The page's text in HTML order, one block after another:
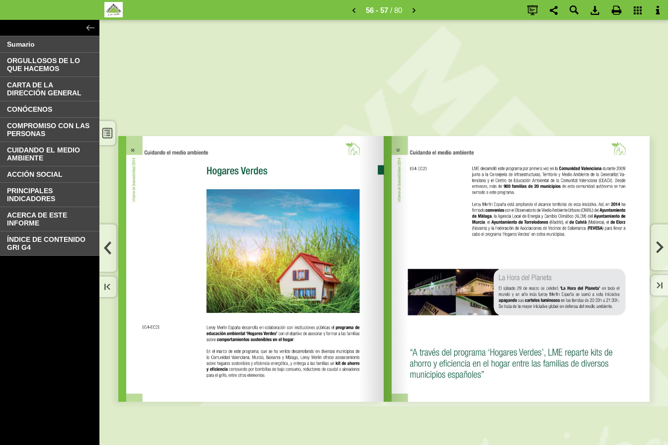
56 - 57/ 80
Sumario
ORGULLOSOS DE LO
QUE HACEMOS
CARTA DE LA
DIRECCIÓN GENERAL
CONÓCENOS
COMPROMISO CON LAS
PERSONAS
CUIDANDO EL MEDIO
AMBIENTE
ACCIÓN SOCIAL
PRINCIPALES
INDICADORES
ACERCA DE ESTE
INFORME
ÍNDICE DE CONTENIDO
GRI G4